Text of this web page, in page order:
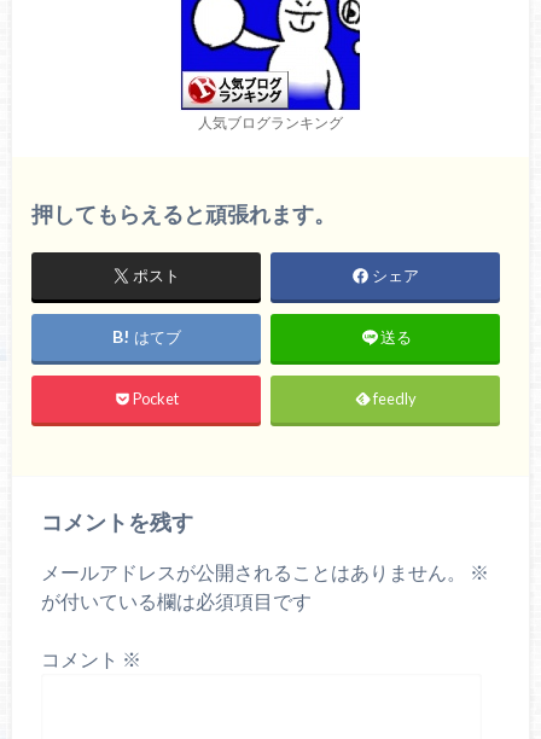
人気ブログランキング
押してもらえると頑張れます。
ポスト シェア
はてブ 送る
Pocket feedly
コメントを残す
メールアドレスが公開されることはありません。
※
が付いている欄は必須項目です
コメント ※